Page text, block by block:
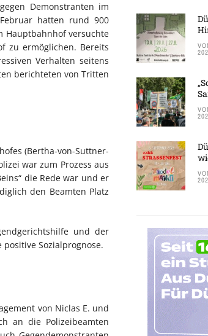
Demonstranten im
hatten rund 900
Hauptbahnhof versuchte
zu ermöglichen. Bereits
Verhalten seitens
berichteten von Tritten
(Bertha-von-Suttner-
war zum Prozess aus
die Rede war und er
den Beamten Platz
und der
Sozialprognose.
von Niclas E. und
an die Polizeibeamten